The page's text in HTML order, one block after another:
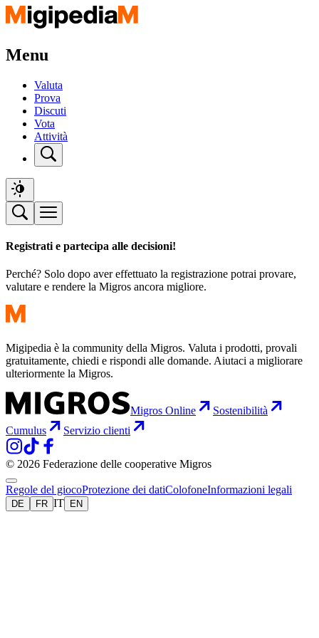
Menu
Valuta
Prova
Discuti
Vota
Attività
Registrati e partecipa alle decisioni!
Perché? Solo dopo aver effettuato la registrazione potrai provare,
valutare e rendere la Migros ancora migliore.
Migipedia è la community della Migros. Valuta i prodotti, provali
gratuitamente, chiedi e rispondi alle domande. Aiutaci a migliorare
ulteriormente la Migros.
Migros Online
Sostenibilità
Cumulus
Servizio clienti
© 2026 Federazione delle cooperative Migros
Regole del giocoProtezione dei datiColofoneInformazioni legali
DE FR IT EN